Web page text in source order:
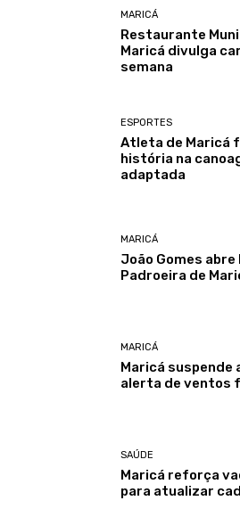
MARICÁ
Restaurante
Maricá divulga
semana
ESPORTES
Atleta de Maricá
história na
adaptada
MARICÁ
João Gomes abre
Padroeira de
MARICÁ
Maricá suspende
alerta de ventos
SAÚDE
Maricá reforça
para atualizar